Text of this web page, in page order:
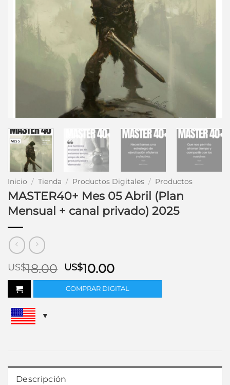
Inicio / Tienda / Productos Digitales / Productos
MASTER40+ Mes 05 Abril (Plan
Mensual + canal privado) 2025
US$18.00 El
precio
original
US$10.00El
precio
actual
COMPRAR DIGITAL
Descripción